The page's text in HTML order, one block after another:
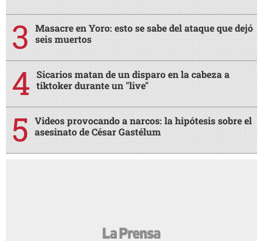
Masacre en Yoro: esto se sabe del ataque que dejó
seis muertos
Sicarios matan de un disparo en la cabeza a
tiktoker durante un "live"
Videos provocando a narcos: la hipótesis sobre el
asesinato de César Gastélum